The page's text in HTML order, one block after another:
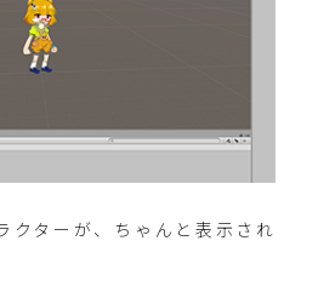
クターが、ちゃんと表示され